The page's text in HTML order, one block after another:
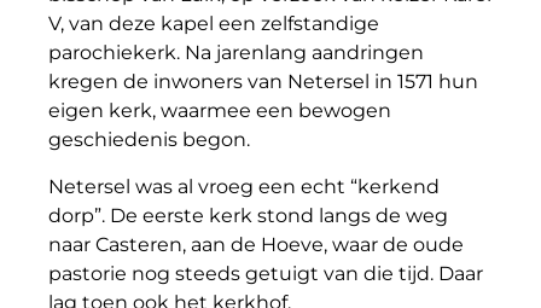
V, van deze kapel een zelfstandige
parochiekerk. Na jarenlang aandringen
kregen de inwoners van Netersel in 1571 hun
eigen kerk, waarmee een bewogen
geschiedenis begon.
Netersel was al vroeg een echt “kerkend
dorp”. De eerste kerk stond langs de weg
naar Casteren, aan de Hoeve, waar de oude
pastorie nog steeds getuigt van die tijd. Daar
lag toen ook het kerkhof.